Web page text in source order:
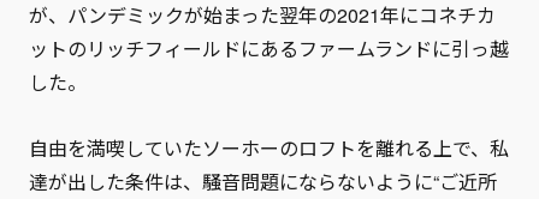
が、パンデミックが始まった翌年の2021年にコネチカ
ットのリッチフィールドにあるファームランドに引っ越
した。
自由を満喫していたソーホーのロフトを離れる上で、私
達が出した条件は、騒音問題にならないように“ご近所